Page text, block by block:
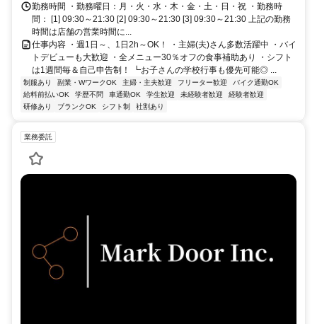
鉄道養老線] 北大垣 [養老鉄道養老線]
勤務時間 ・勤務曜日：月・火・水・木・金・土・日・祝 ・勤務時
間： [1] 09:30～21:30 [2] 09:30～21:30 [3] 09:30～21:30 上記の勤務
時間は店舗の営業時間に...
仕事内容 ・週1日～、1日2h～OK！ ・主婦(夫)さん多数活躍中 ・バイ
トデビューも大歓迎 ・全メニュー30％オフの食事補助あり ・シフト
は1週間毎＆自己申告制！ ┗お子さんの学校行事も優先可能◎ ...
制服あり 副業・WワークOK 主婦・主夫歓迎 フリーター歓迎
バイク通勤OK
給料前払いOK
学歴不問 車通勤OK 学生歓迎 未経験者歓迎
経験者歓迎
研修あり
ブランクOK シフト制 社割あり
業務委託